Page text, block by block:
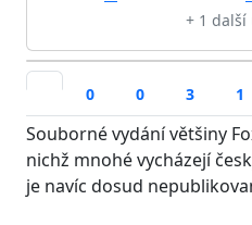
+ 1 další
0 0 3 1
Souborné vydání většiny
nichž mnohé vycházejí
je navíc dosud